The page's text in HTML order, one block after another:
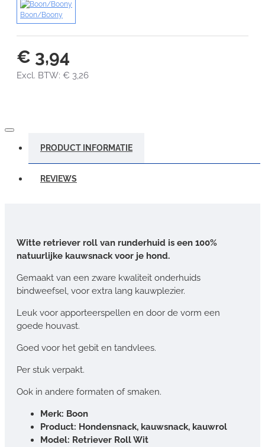
€ 3,94
Excl. BTW: € 3,26
Boon/Boony
PRODUCT INFORMATIE
REVIEWS
Witte retriever roll van runderhuid is een 100%
natuurlijke kauwsnack voor je hond.
Gemaakt van een zware kwaliteit onderhuids
bindweefsel, voor extra lang kauwplezier.
Leuk voor apporteerspellen en door de vorm een
goede houvast.
Goed voor het gebit en tandvlees.
Per stuk verpakt.
Ook in andere formaten of smaken.
Merk: Boon
Product: Hondensnack, kauwsnack, kauwrol
Model: Retriever Roll Wit